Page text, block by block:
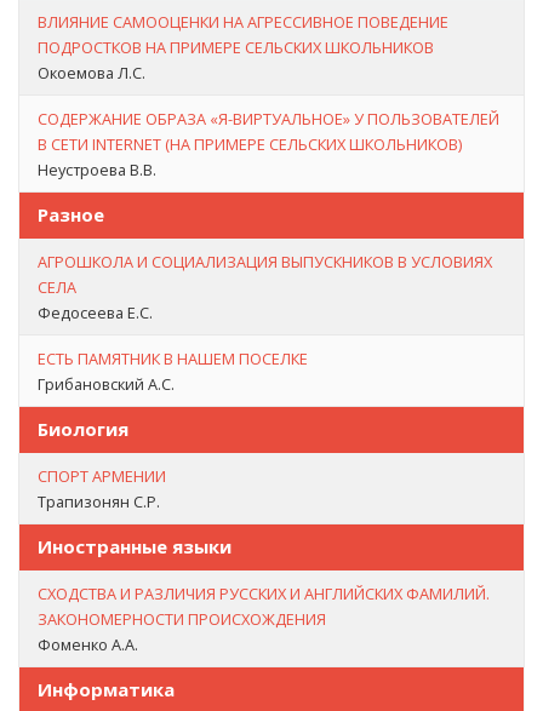
ВЛИЯНИЕ САМООЦЕНКИ НА АГРЕССИВНОЕ ПОВЕДЕНИЕ
ПОДРОСТКОВ НА ПРИМЕРЕ СЕЛЬСКИХ ШКОЛЬНИКОВ
Окоемова Л.С.
СОДЕРЖАНИЕ ОБРАЗА «Я-ВИРТУАЛЬНОЕ» У ПОЛЬЗОВАТЕЛЕЙ
В СЕТИ INTERNET (НА ПРИМЕРЕ СЕЛЬСКИХ ШКОЛЬНИКОВ)
Неустроева В.В.
Разное
АГРОШКОЛА И СОЦИАЛИЗАЦИЯ ВЫПУСКНИКОВ В УСЛОВИЯХ
СЕЛА
Федосеева Е.С.
ЕСТЬ ПАМЯТНИК В НАШЕМ ПОСЕЛКЕ
Грибановский А.С.
Биология
СПОРТ АРМЕНИИ
Трапизонян С.Р.
Иностранные языки
СХОДСТВА И РАЗЛИЧИЯ РУССКИХ И АНГЛИЙСКИХ ФАМИЛИЙ.
ЗАКОНОМЕРНОСТИ ПРОИСХОЖДЕНИЯ
Фоменко А.А.
Информатика